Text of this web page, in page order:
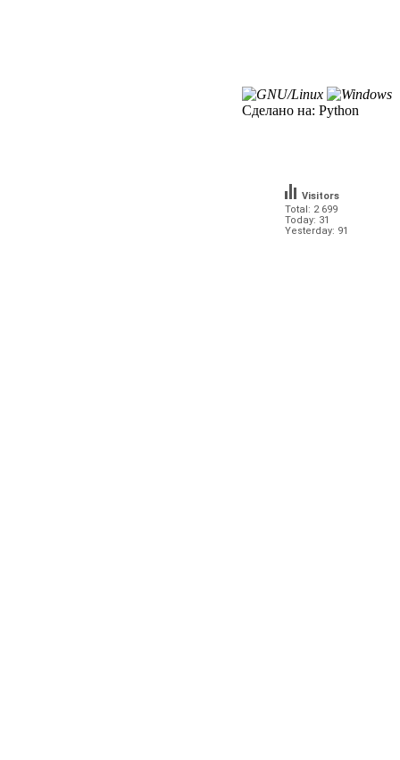
Сделано на: Python
Total: 2 699
Today: 31
Yesterday: 91
Visitors